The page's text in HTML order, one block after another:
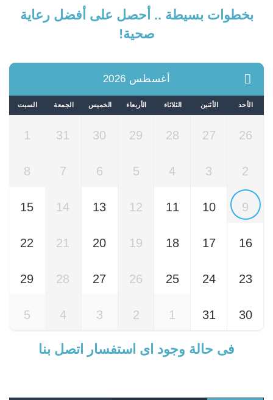
بخطوات بسيطة .. أحصل على أفضل رعاية
صحية!
أغسطس 2026
الأحد الأثنين الثلاثاء الأربعاء الخميس الجمعة السبت
26
27
28
29
30
31
1
2
3
4
5
6
7
8
9
10
11
12
13
14
15
16
17
18
19
20
21
22
23
24
25
26
27
28
29
30
31
1
2
3
4
5
فى حالة وجود اى استفسار اتصل بنا